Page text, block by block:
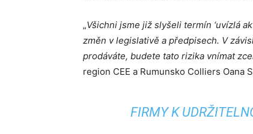
„Všichni jsme již slyšeli termín ‘uvízlá
změn v legislativě a předpisech. V
prodáváte, budete tato rizika vnímat
region CEE a Rumunsko Colliers Oana
FIRMY K